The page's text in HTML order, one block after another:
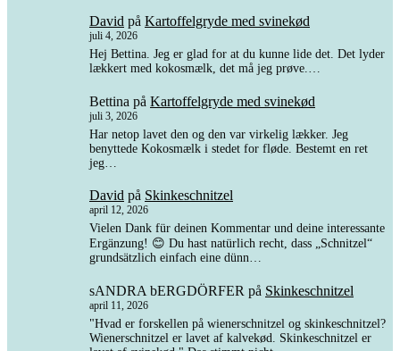
David på Kartoffelgryde med svinekød
juli 4, 2026
Hej Bettina. Jeg er glad for at du kunne lide det. Det lyder
lækkert med kokosmælk, det må jeg prøve.…
Bettina på Kartoffelgryde med svinekød
juli 3, 2026
Har netop lavet den og den var virkelig lækker. Jeg
benyttede Kokosmælk i stedet for fløde. Bestemt en ret
jeg…
David på Skinkeschnitzel
april 12, 2026
Vielen Dank für deinen Kommentar und deine interessante
Ergänzung! 😊 Du hast natürlich recht, dass „Schnitzel“
grundsätzlich einfach eine dünn…
sANDRA bERGDÖRFER på Skinkeschnitzel
april 11, 2026
"Hvad er forskellen på wienerschnitzel og skinkeschnitzel?
Wienerschnitzel er lavet af kalvekød. Skinkeschnitzel er